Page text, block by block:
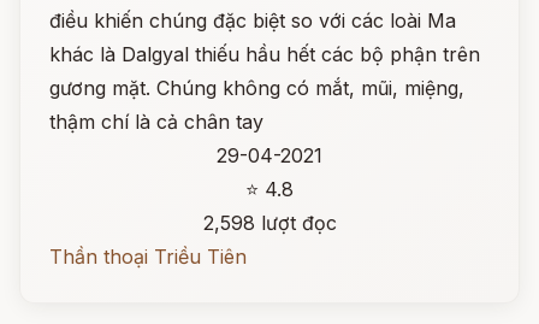
điều khiến chúng đặc biệt so với các loài Ma
khác là Dalgyal thiếu hầu hết các bộ phận trên
gương mặt. Chúng không có mắt, mũi, miệng,
thậm chí là cả chân tay
29-04-2021
⭐ 4.8
2,598 lượt đọc
Thần thoại Triều Tiên